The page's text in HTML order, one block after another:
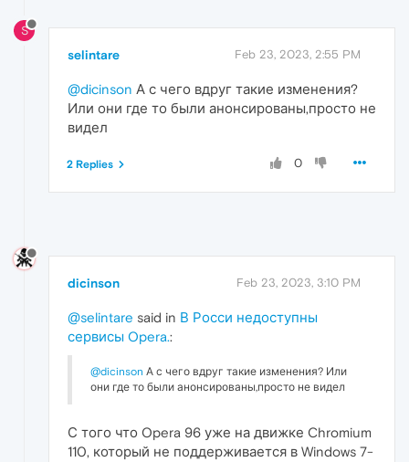
S
selintare Feb 23, 2023, 2:55 PM
@dicinson А с чего вдруг такие изменения?
Или они где то были анонсированы,просто не
видел
0
2 Replies
dicinson Feb 23, 2023, 3:10 PM
@selintare said in В Росси недоступны
сервисы Opera.:
@dicinson А с чего вдруг такие изменения? Или
они где то были анонсированы,просто не видел
С того что Opera 96 уже на движке Chromium
110, который не поддерживается в Windows 7-